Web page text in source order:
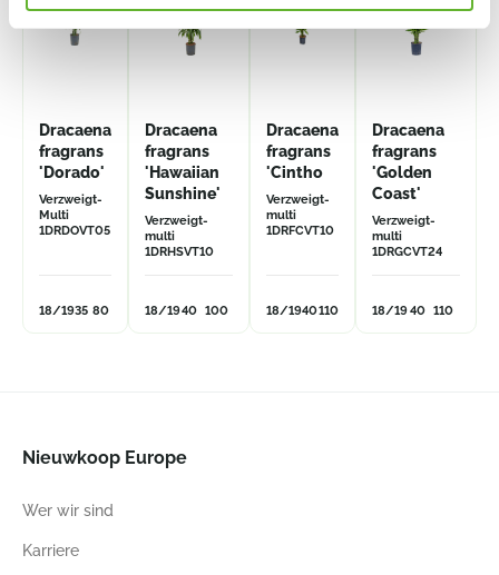
Dracaena
fragrans
'Dorado'
Verzweigt-
Multi
1DRDOVT05
18/1935 80
Dracaena
fragrans
'Hawaiian
Sunshine'
Verzweigt-
multi
1DRHSVT10
18/1940 100
Dracaena
fragrans
'Cintho
Verzweigt-
multi
1DRFCVT10
18/1940110
Dracaena
fragrans
'Golden
Coast'
Verzweigt-
multi
1DRGCVT24
18/1940 110
Nieuwkoop Europe
Wer wir sind
Karriere